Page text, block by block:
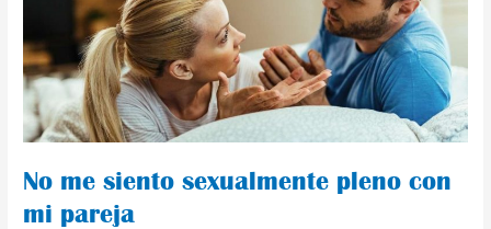
No me siento sexualmente pleno con
mi pareja
con
mi
pareja